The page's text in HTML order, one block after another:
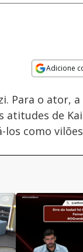
Adicione
Para o ator,
atitudes de
como